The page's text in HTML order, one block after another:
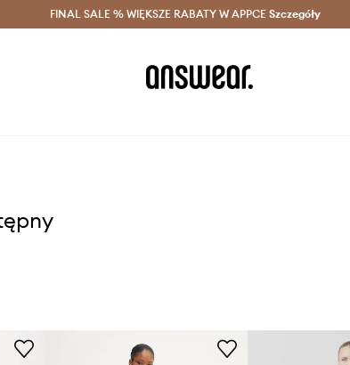
Oszczędzaj z Answear Club > Dostawa nawet w 24h >
FINAL SALE % WIĘKSZE RABATY W APPCE Szczegóły